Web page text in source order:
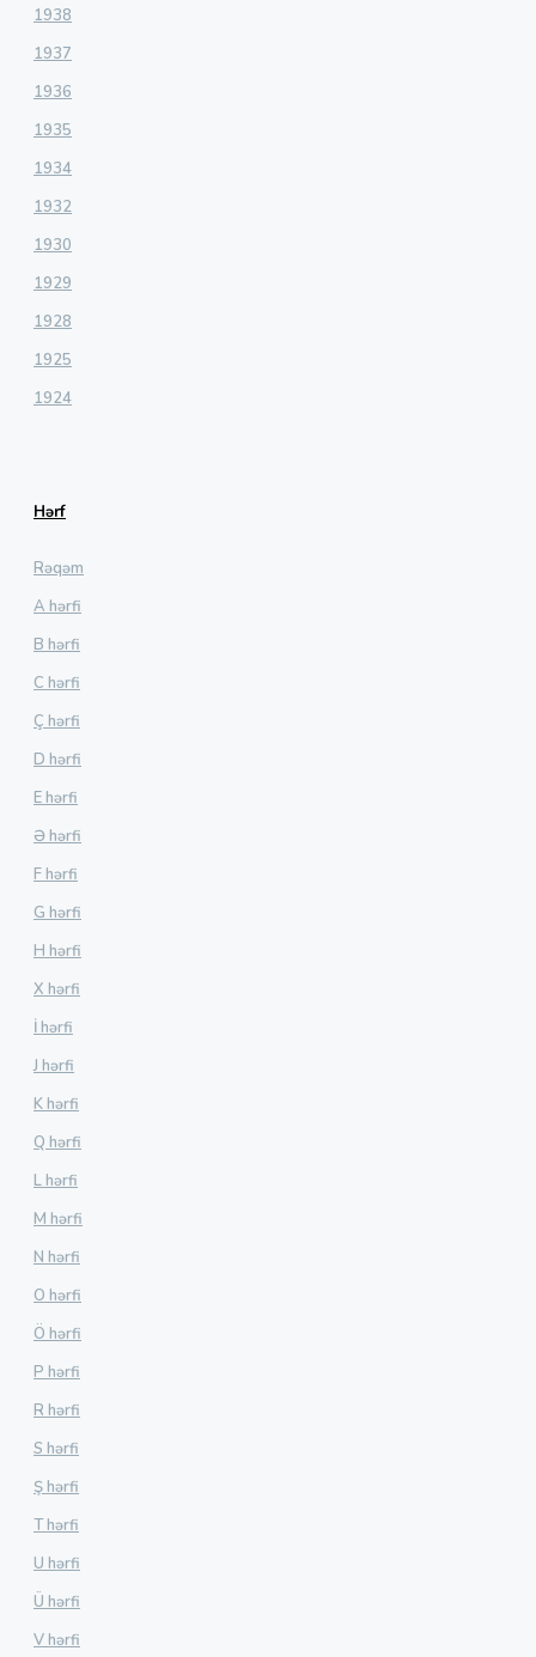
1938
1937
1936
1935
1934
1932
1930
1929
1928
1925
1924
Hərf
Rəqəm
A hərfi
B hərfi
C hərfi
Ç hərfi
D hərfi
E hərfi
Ə hərfi
F hərfi
G hərfi
H hərfi
X hərfi
İ hərfi
J hərfi
K hərfi
Q hərfi
L hərfi
M hərfi
N hərfi
O hərfi
Ö hərfi
P hərfi
R hərfi
S hərfi
Ş hərfi
T hərfi
U hərfi
Ü hərfi
V hərfi